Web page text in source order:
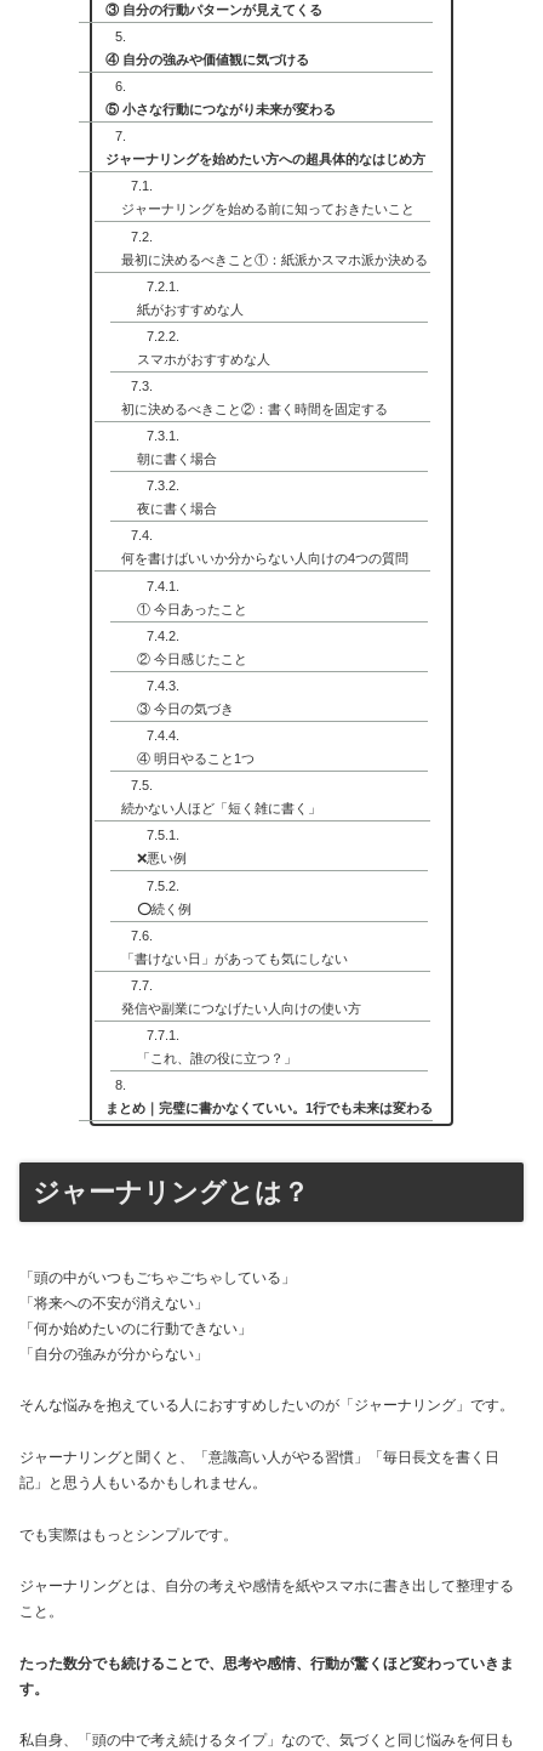
③ 自分の行動パターンが見えてくる
④ 自分の強みや価値観に気づける
⑤ 小さな行動につながり未来が変わる
ジャーナリングを始めたい方への超具体的なはじめ方
ジャーナリングを始める前に知っておきたいこと
最初に決めるべきこと①：紙派かスマホ派か決める
紙がおすすめな人
スマホがおすすめな人
初に決めるべきこと②：書く時間を固定する
朝に書く場合
夜に書く場合
何を書けばいいか分からない人向けの4つの質問
① 今日あったこと
② 今日感じたこと
③ 今日の気づき
④ 明日やること1つ
続かない人ほど「短く雑に書く」
❌悪い例
⭕続く例
「書けない日」があっても気にしない
発信や副業につなげたい人向けの使い方
「これ、誰の役に立つ？」
まとめ｜完璧に書かなくていい。1行でも未来は変わる
ジャーナリングとは？
「頭の中がいつもごちゃごちゃしている」
「将来への不安が消えない」
「何か始めたいのに行動できない」
「自分の強みが分からない」
そんな悩みを抱えている人におすすめしたいのが「ジャーナリング」です。
ジャーナリングと聞くと、「意識高い人がやる習慣」「毎日長文を書く日
記」と思う人もいるかもしれません。
でも実際はもっとシンプルです。
ジャーナリングとは、自分の考えや感情を紙やスマホに書き出して整理する
こと。
たった数分でも続けることで、思考や感情、行動が驚くほど変わっていきま
す。
私自身、「頭の中で考え続けるタイプ」なので、気づくと同じ悩みを何日も